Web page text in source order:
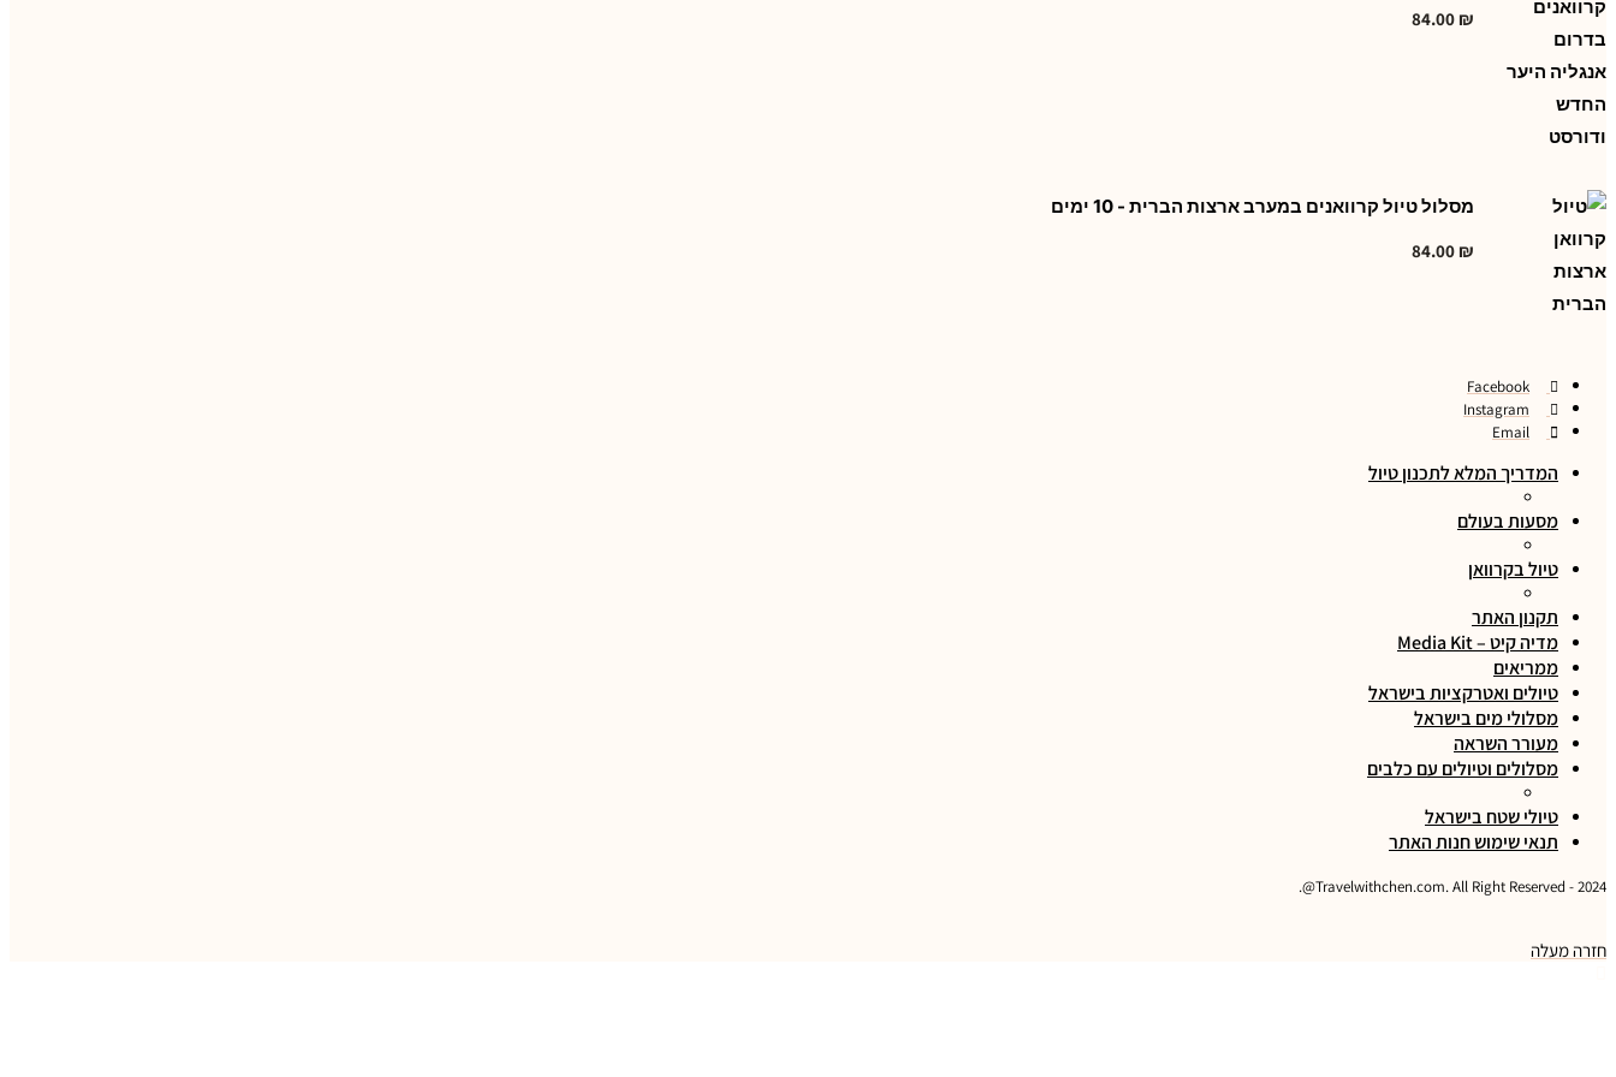
84.00 ₪
מסלול טיול קרוואנים במערב ארצות הברית - 10 ימים
84.00 ₪
Facebook
Instagram
Email
המדריך המלא לתכנון טיול
מסעות בעולם
טיול בקרוואן
תקנון האתר
מדיה קיט – Media Kit
ממריאים
טיולים ואטרקציות בישראל
מסלולי מים בישראל
מעורר השראה
מסלולים וטיולים עם כלבים
טיולי שטח בישראל
תנאי שימוש חנות האתר
2024 - Travelwithchen.com. All Right Reserved@.
חזרה מעלה